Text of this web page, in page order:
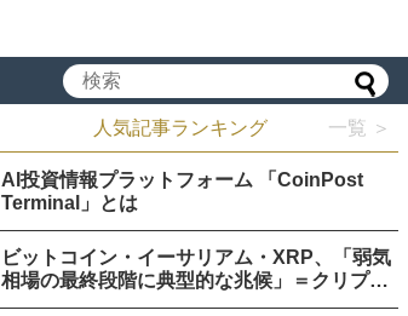
人気記事ランキング 一覧 ＞
AI投資情報プラットフォーム 「CoinPost
Terminal」とは
ビットコイン・イーサリアム・XRP、「弱気
相場の最終段階に典型的な兆候」＝クリプト
クアント